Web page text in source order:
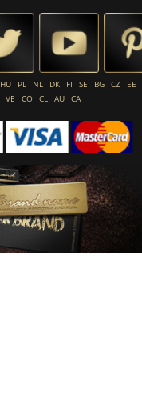
HU PL NL DK FI SE BG CZ
EE
VE CO CL AU CA